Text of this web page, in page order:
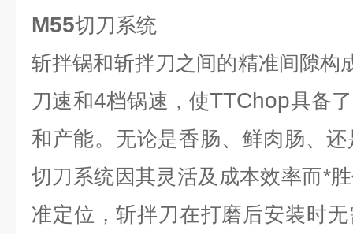
M55切刀系统
斩拌锅和斩拌刀之间的精准间隙构
刀速和4档锅速，使TTChop具备
和产能。无论是香肠、鲜肉肠、
切刀系统因其灵活及成本效率而*
准定位，斩拌刀在打磨后安装时